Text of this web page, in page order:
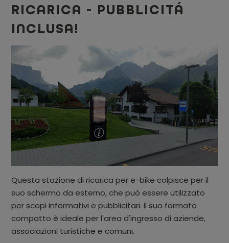
RICARICA - PUBBLICITÁ
INCLUSA!
Questa stazione di ricarica per e-bike colpisce per il
suo schermo da esterno, che può essere utilizzato
per scopi informativi e pubblicitari. Il suo formato
compatto è ideale per l'area d'ingresso di aziende,
associazioni turistiche e comuni.